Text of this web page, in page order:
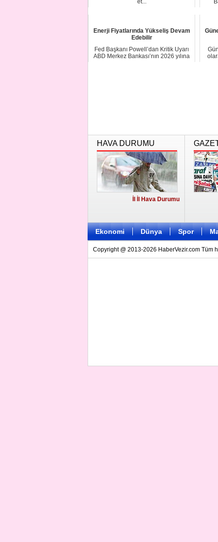
et...
Enerji Fiyatlarında Yükseliş Devam
Edebilir
Fed Başkanı Powell’dan Kritik Uyarı
ABD Merkez Bankası’nın 2026 yılına
HAVA DURUMU
İl İl Hava Durumu
Ekonomi Dünya Spor
Copyright @ 2013-2026 HaberVezir.com Tüm